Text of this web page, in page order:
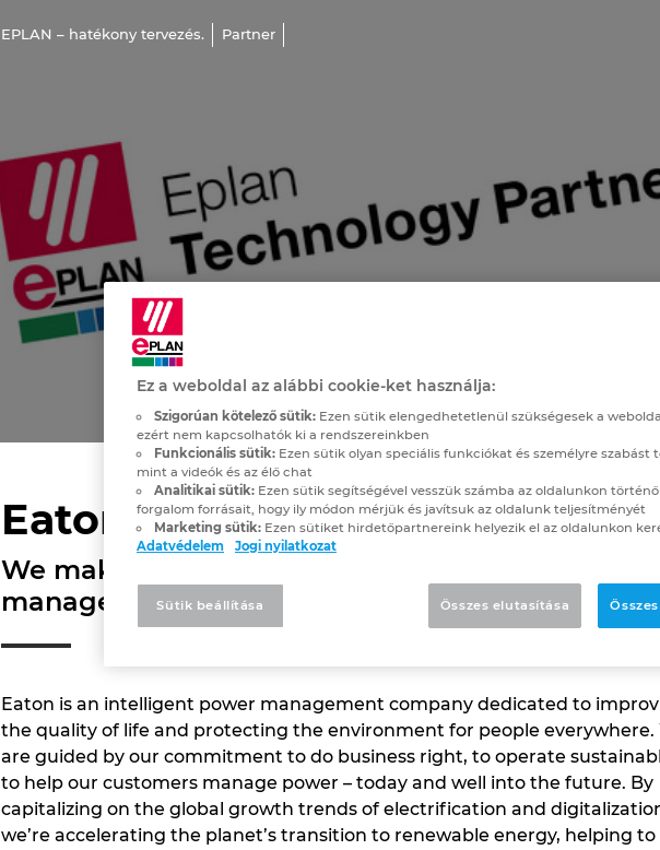
EPLAN – hatékony tervezés. Partner
Eaton
We make what matters work. *Developing
management solutions that meet the ever-
Eaton is an intelligent power management company dedicated to
the quality of life and protecting the environment for people everywhere.
are guided by our commitment to do business right, to operate
to help our customers manage power – today and well into the future. By
capitalizing on the global growth trends of electrification and
we’re accelerating the planet’s transition to renewable energy, helping to
Ez a weboldal az alábbi cookie-ket használja:
Szigorúan kötelező sütik: Ezen sütik elengedhetetlenül szükségesek a
ezért nem kapcsolhatók ki a rendszereinkben
Funkcionális sütik: Ezen sütik olyan speciális funkciókat és személyre szabást
mint a videók és az élő chat
Analitikai sütik: Ezen sütik segítségével vesszük számba az oldalunkon
forgalom forrásait, hogy ily módon mérjük és javítsuk az oldalunk teljesítményét
Marketing sütik: Ezen sütiket hirdetőpartnereink helyezik el az oldalunkon
Adatvédelem
Jogi nyilatkozat
Összes elutasítása
Sütik beállítása